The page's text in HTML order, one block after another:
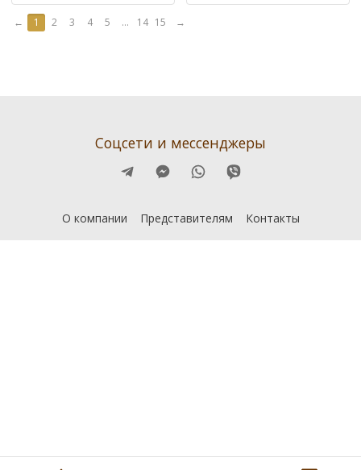
← 1 2 3 4 5 ... 14 15 →
Соцсети и мессенджеры
О компании Представителям Контакты